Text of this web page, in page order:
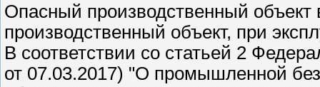
Опасный производственный
производственный объект, при
В соответствии со статьей 2
от 07.03.2017) "О промышленной